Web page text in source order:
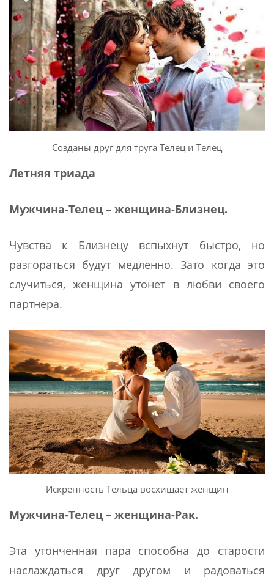
Созданы друг для труга Телец и Телец
Летняя триада
Мужчина-Телец – женщина-Близнец.
Чувства к Близнецу вспыхнут быстро, но
разгораться будут медленно. Зато когда это
случиться, женщина утонет в любви своего
партнера.
Искренность Тельца восхищает женщин
Мужчина-Телец – женщина-Рак.
Эта утонченная пара способна до старости
наслаждаться друг другом и радоваться